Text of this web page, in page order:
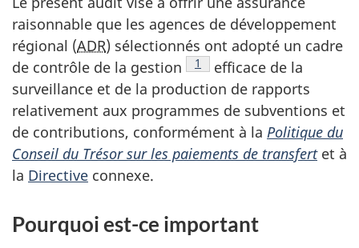
raisonnable que les agences de développement
régional (ADR) sélectionnés ont adopté un cadre
de contrôle de la gestion
Voir la note en bas de page
1
efficace de la
surveillance et de la production de rapports
relativement aux programmes de subventions et
de contributions, conformément à la Politique du
Conseil du Trésor sur les paiements de transfertet à
la Directive connexe.
Pourquoi est-ce important